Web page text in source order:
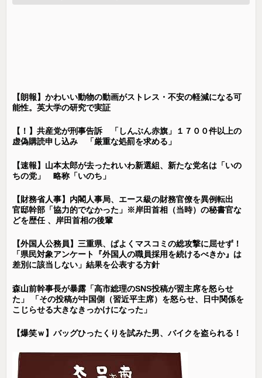
【朗報】かわいい動物の動画がストレス・不安の軽減になる可
能性。英大学の研究で実証
【！】共産党が刑事告訴 「しんぶん赤旗」１７００件以上の
虚偽購読申し込み 「厳重な処罰を求める」
【速報】山本太郎が去ったれいわ新選組、新たな党名は「いの
ちの党」 略称「いのち」
【財務省人事】内閣人事局、エース級の財務官僚を異例転出
官邸幹部「協力的でなかった」※岸田首相（当時）の秘書官な
どを歴任 、岸田首相の後輩
【外国人公務員】三重県、ぱよくマスコミの総攻撃に屈せず！
「県民対象アンケート『外国人の職員採用を続けるべきか』は
差別に該当しない」結果を公表する方針
森山前幹事長が暴露「高市総理のSNS投稿が習主席を怒らせ
た」 「その投稿が中国側（習近平主席）を怒らせ、日中関係を
こじらせる大きなきっかけになった」
【爆笑ｗ】バッグひったくりを試みた男、バイクを盗られる！